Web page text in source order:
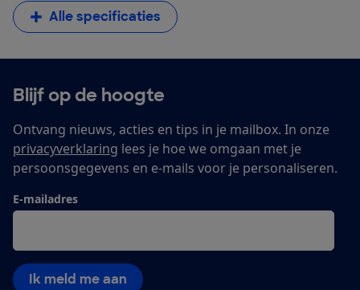
Alle specificaties
Blijf op de hoogte
Ontvang nieuws, acties en tips in je mailbox. In onze
privacyverklaring lees je hoe we omgaan met je
persoonsgegevens en e-mails voor je personaliseren.
E-mailadres
Ik meld me aan